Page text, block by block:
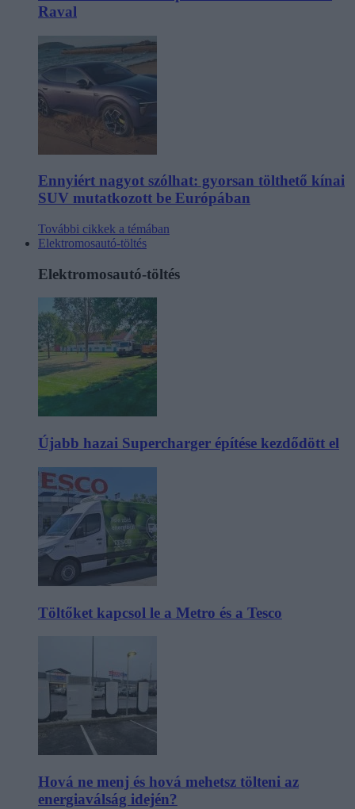
Raval
Ennyiért nagyot szólhat: gyorsan tölthető kínai
SUV mutatkozott be Európában
További cikkek a témában
Elektromosautó-töltés
Elektromosautó-töltés
Újabb hazai Supercharger építése kezdődött el
Töltőket kapcsol le a Metro és a Tesco
Hová ne menj és hová mehetsz tölteni az
energiaválság idején?